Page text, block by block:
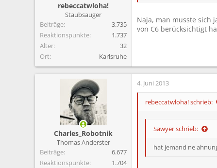
rebeccatwloha!
Staubsauger
Beiträge
3.735
Reaktionspunkte
1.737
Alter
32
Ort
Karlsruhe
Naja, man musste sich
von C6 berücksichtigt
Charles_Robotnik
Thomas Anderster
Beiträge
6.677
Reaktionspunkte
1.704
4. Juni 2013
rebeccatwloha! schrieb:
Sawyer schrieb:
hat jemand ne